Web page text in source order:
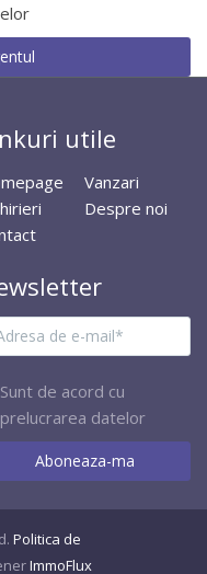
utile
Vanzari
Despre noi
Sunt de acord cu
prelucrarea datelor
Politica de
ImmoFlux